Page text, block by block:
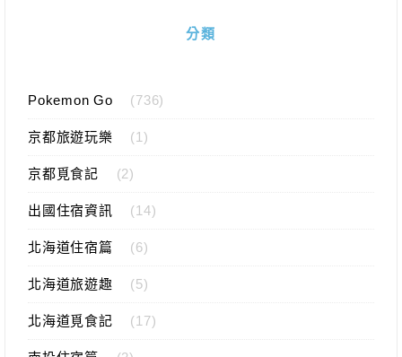
分類
Pokemon Go (736)
京都旅遊玩樂 (1)
京都覓食記 (2)
出國住宿資訊 (14)
北海道住宿篇 (6)
北海道旅遊趣 (5)
北海道覓食記 (17)